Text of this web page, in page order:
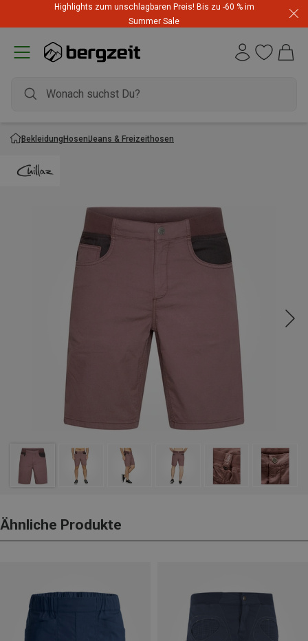
Highlights zum unschlagbaren Preis! Bis zu -60 % im
Summer Sale
BekleidungHosenJeans & Freizeithosen
Ähnliche Produkte